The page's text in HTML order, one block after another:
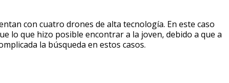
con cuatro drones de alta tecnología. En este caso
lo que hizo posible encontrar a la joven, debido a que a
la búsqueda en estos casos.